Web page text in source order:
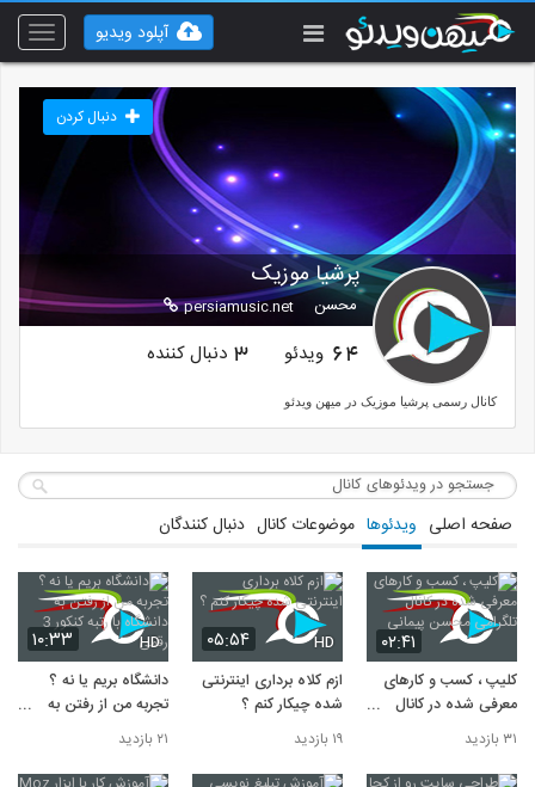
Toggle
آپلود ویدیو
پرشیا موزیک
محسن persiamusic.net
دنبال کردن
64 ویدئو 3 دنبال کننده
کانال رسمی پرشیا موزیک در میهن ویدئو
با ما همراه باشید
صفحه اصلی ویدئوها موضوعات کانال دنبال کنندگان
۰۲:۴۱
کلیپ ، کسب و کارهای
معرفی شده در کانال
تلگرامی محسن پیمانی
۳۱ بازدید
۰۵:۵۴ HD
ازم کلاه برداری اینترنتی
شده چیکار کنم ؟
۱۹ بازدید
۱۰:۳۳ HD
دانشگاه بریم یا نه ؟
تجربه من از رفتن به
رقمی
۲۱ بازدید